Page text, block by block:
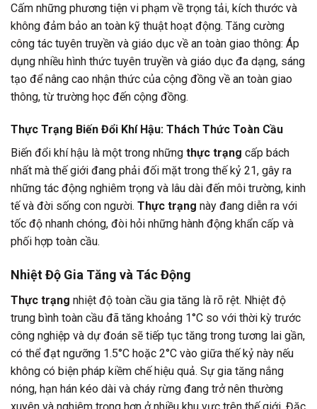
Cấm những phương tiện vi phạm về trọng tải, kích thước và
không đảm bảo an toàn kỹ thuật hoạt động. Tăng cường
công tác tuyên truyền và giáo dục về an toàn giao thông: Áp
dụng nhiều hình thức tuyên truyền và giáo dục đa dạng, sáng
tạo để nâng cao nhận thức của cộng đồng về an toàn giao
thông, từ trường học đến cộng đồng.
Thực Trạng Biến Đổi Khí Hậu: Thách Thức Toàn Cầu
Biến đổi khí hậu là một trong những thực trạng cấp bách
nhất mà thế giới đang phải đối mặt trong thế kỷ 21, gây ra
những tác động nghiêm trọng và lâu dài đến môi trường, kinh
tế và đời sống con người. Thực trạng này đang diễn ra với
tốc độ nhanh chóng, đòi hỏi những hành động khẩn cấp và
phối hợp toàn cầu.
Nhiệt Độ Gia Tăng và Tác Động
Thực trạng nhiệt độ toàn cầu gia tăng là rõ rệt. Nhiệt độ
trung bình toàn cầu đã tăng khoảng 1°C so với thời kỳ trước
công nghiệp và dự đoán sẽ tiếp tục tăng trong tương lai gần,
có thể đạt ngưỡng 1.5°C hoặc 2°C vào giữa thế kỷ này nếu
không có biện pháp kiềm chế hiệu quả. Sự gia tăng nắng
nóng, hạn hán kéo dài và cháy rừng đang trở nên thường
xuyên và nghiêm trọng hơn ở nhiều khu vực trên thế giới. Đặc